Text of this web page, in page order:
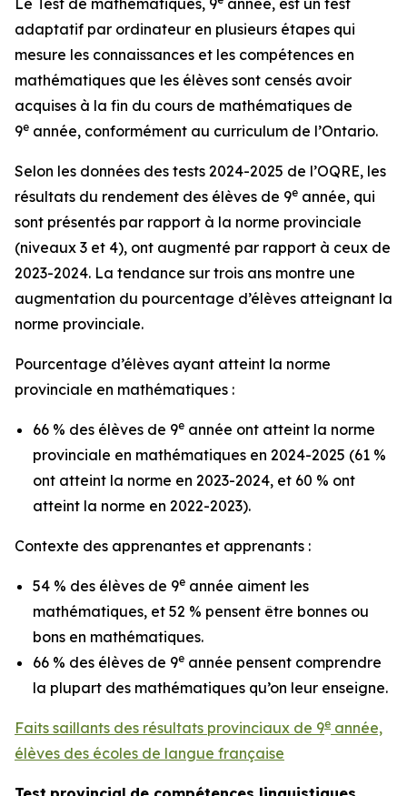
Le Test de mathématiques, 9 année, est un test
adaptatif par ordinateur en plusieurs étapes qui
mesure les connaissances et les compétences en
mathématiques que les élèves sont censés avoir
acquises à la fin du cours de mathématiques de
9e année, conformément au curriculum de l’Ontario.
Selon les données des tests 2024-2025 de l’OQRE, les
résultats du rendement des élèves de 9e année, qui
sont présentés par rapport à la norme provinciale
(niveaux 3 et 4), ont augmenté par rapport à ceux de
2023-2024. La tendance sur trois ans montre une
augmentation du pourcentage d’élèves atteignant la
norme provinciale.
Pourcentage d’élèves ayant atteint la norme
provinciale en mathématiques :
66 % des élèves de 9e année ont atteint la norme
provinciale en mathématiques en 2024-2025 (61 %
ont atteint la norme en 2023-2024, et 60 % ont
atteint la norme en 2022-2023).
Contexte des apprenantes et apprenants :
54 % des élèves de 9e année aiment les
mathématiques, et 52 % pensent être bonnes ou
bons en mathématiques.
66 % des élèves de 9e année pensent comprendre
la plupart des mathématiques qu’on leur enseigne.
Faits saillants des résultats provinciaux de 9e année,
élèves des écoles de langue française